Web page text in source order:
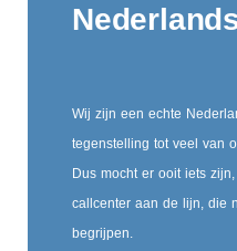
Wij zijn een echte
tegenstelling tot veel van
Dus mocht er ooit iets
callcenter aan de lijn, die
begrijpen.